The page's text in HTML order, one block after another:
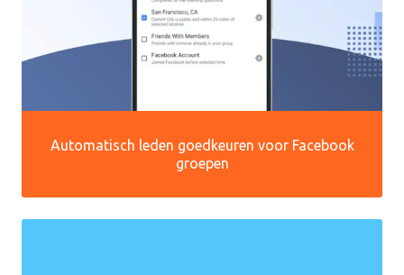
Automatisch leden goedkeuren voor Facebook
groepen